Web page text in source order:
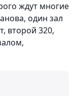
ждут многие
один зал
второй 320,